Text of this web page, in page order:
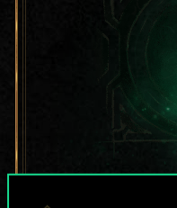
Pour